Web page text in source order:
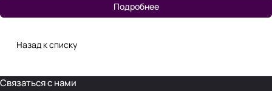
Подробнее
Назад к списку
Связаться с нами